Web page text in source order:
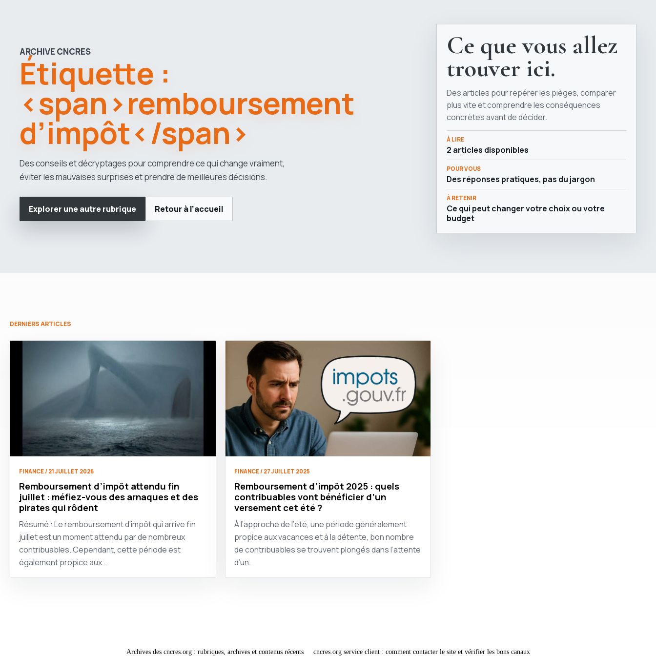
ARCHIVE CNCRES
Étiquette :
<span>remboursement
d’impôt</span>
Des conseils et décryptages pour comprendre ce qui change vraiment,
éviter les mauvaises surprises et prendre de meilleures décisions.
Explorer une autre rubrique Retour à l’accueil
Ce que vous allez
trouver ici.
Des articles pour repérer les pièges, comparer
plus vite et comprendre les conséquences
concrètes avant de décider.
À LIRE
2 articles disponibles
POUR VOUS
Des réponses pratiques, pas du jargon
À RETENIR
Ce qui peut changer votre choix ou votre
budget
DERNIERS ARTICLES
FINANCE / 21 JUILLET 2026
Remboursement d’impôt attendu fin
juillet : méfiez-vous des arnaques et des
pirates qui rôdent
Résumé : Le remboursement d’impôt qui arrive fin
juillet est un moment attendu par de nombreux
contribuables. Cependant, cette période est
également propice aux…
FINANCE / 27 JUILLET 2025
Remboursement d’impôt 2025 : quels
contribuables vont bénéficier d’un
versement cet été ?
À l’approche de l’été, une période généralement
propice aux vacances et à la détente, bon nombre
de contribuables se trouvent plongés dans l’attente
d’un…
Archives des cncres.org : rubriques, archives et contenus récents cncres.org service client : comment contacter le site et vérifier les bons canaux